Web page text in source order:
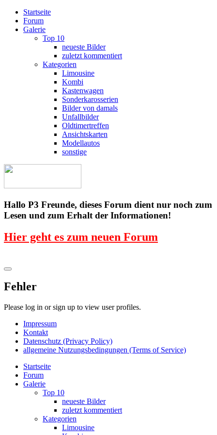
Startseite
Forum
Galerie
Top 10
neueste Bilder
zuletzt kommentiert
Kategorien
Limousine
Kombi
Kastenwagen
Sonderkarosserien
Bilder von damals
Unfallbilder
Oldtimertreffen
Ansichtskarten
Modellautos
sonstige
Hallo P3 Freunde, dieses Forum dient nur noch zum
Lesen und zum Erhalt der Informationen!
Hier geht es zum neuen Forum
Fehler
Please log in or sign up to view user profiles.
Impressum
Kontakt
Datenschutz (Privacy Policy)
allgemeine Nutzungsbedingungen (Terms of Service)
Startseite
Forum
Galerie
Top 10
neueste Bilder
zuletzt kommentiert
Kategorien
Limousine